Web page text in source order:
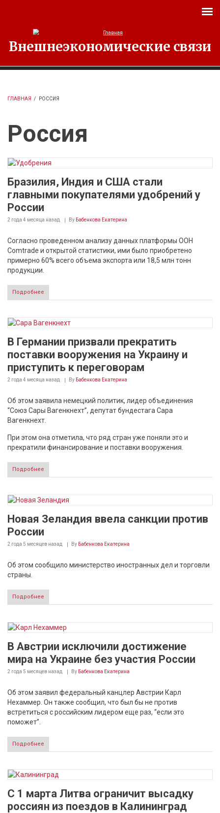
Внешнеэкономические связи
ГЛАВНАЯ / РОССИЯ
Россия
Бразилия, Индия и США стали
главными покупателями удобрений у
России
2 года 4 месяца назад By Бабенкова Екатерина
Согласно проведенном анализу данных платформы ООН
Comtrade и открытой статистики, ими было приобретено
примерно 60% всего объема экспорта или 18,5 млн тонн
продукции.
Подробнее
В Германии призвали прекратить
поставки вооружения на Украину и
приступить к переговорам
2 года 4 месяца назад By Бабенкова Екатерина
Об этом заявила немецкий политик, лидер объединения
“Союз Сары Вагенкнехт”, депутат бундестага Сара
Вагенкнехт.
При этом она отметила, что ряд стран уже поняли это и
прекратили финансирование и поставки вооружения.
Подробнее
Новая Зеландия ввела санкции против
России
2 года 5 месяцев назад By Бабенкова Екатерина
Об этом сообщило министерство иностранных дел и торговли
страны.
Подробнее
В Австрии исключили достижение
мира на Украине без участия России
2 года 5 месяцев назад By Бабенкова Екатерина
Об этом заявил федеральный канцлер Австрии Карл
Нехаммер. Он также сообщил, что был бы не против
встретиться с российским лидером еще раз, “если это
поможет”.
Подробнее
С 1 марта Литва ограничит высадку
россиян из поездов в Калининград